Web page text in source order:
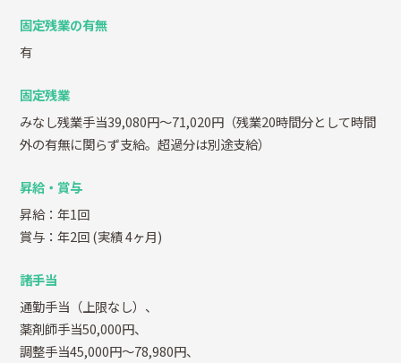
固定残業の有無
有
固定残業
みなし残業手当39,080円～71,020円（残業20時間分として時間
外の有無に関らず支給。超過分は別途支給）
昇給・賞与
昇給：年1回
賞与：年2回(実績 4ヶ月)
諸手当
通勤手当（上限なし）、
薬剤師手当50,000円、
調整手当45,000円～78,980円、